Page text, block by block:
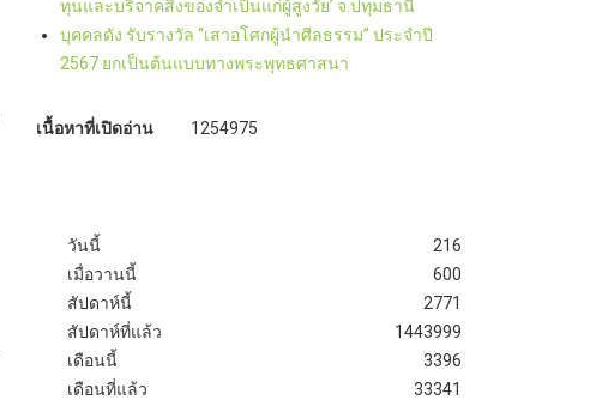
ทุนและบริจาคสิ่งของจำเป็นแก่ผู้สูงวัย’ จ.ปทุมธานี
บุคคลดัง รับรางวัล “เสาอโศกผู้นำศีลธรรม” ประจำปี
2567 ยกเป็นต้นแบบทางพระพุทธศาสนา
เนื้อหาที่เปิดอ่าน 1254975
วันนี้
เมื่อวานนี้
สัปดาห์นี้
สัปดาห์ที่แล้ว
เดือนนี้
เดือนที่แล้ว
216
600
2771
1443999
3396
33341